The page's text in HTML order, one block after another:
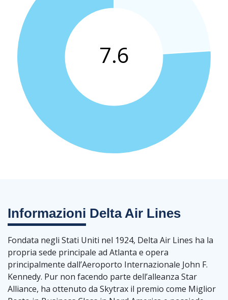
Informazioni Delta Air Lines
Fondata negli Stati Uniti nel 1924, Delta Air Lines ha la
propria sede principale ad Atlanta e opera
principalmente dall’Aeroporto Internazionale John F.
Kennedy. Pur non facendo parte dell’alleanza Star
Alliance, ha ottenuto da Skytrax il premio come Miglior